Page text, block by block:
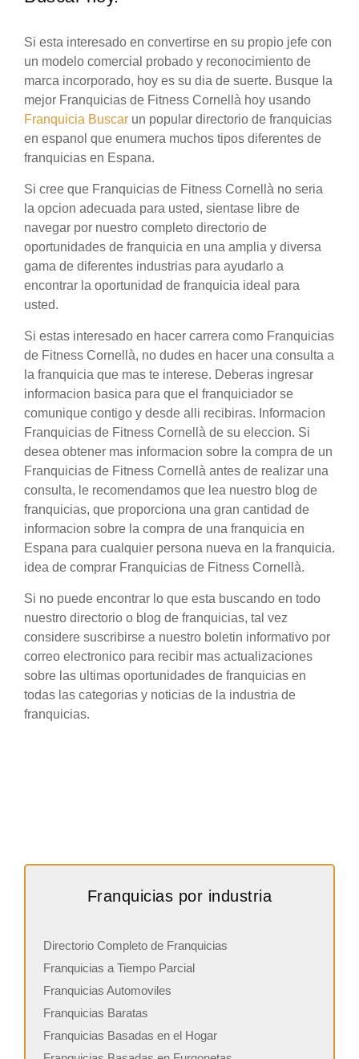
Si esta interesado en convertirse en su propio jefe con
un modelo comercial probado y reconocimiento de
marca incorporado, hoy es su dia de suerte. Busque la
mejor Franquicias de Fitness Cornellà hoy usando
Franquicia Buscar un popular directorio de franquicias
en espanol que enumera muchos tipos diferentes de
franquicias en Espana.
Si cree que Franquicias de Fitness Cornellà no seria
la opcion adecuada para usted, sientase libre de
navegar por nuestro completo directorio de
oportunidades de franquicia en una amplia y diversa
gama de diferentes industrias para ayudarlo a
encontrar la oportunidad de franquicia ideal para
usted.
Si estas interesado en hacer carrera como Franquicias
de Fitness Cornellà, no dudes en hacer una consulta a
la franquicia que mas te interese. Deberas ingresar
informacion basica para que el franquiciador se
comunique contigo y desde alli recibiras. Informacion
Franquicias de Fitness Cornellà de su eleccion. Si
desea obtener mas informacion sobre la compra de un
Franquicias de Fitness Cornellà antes de realizar una
consulta, le recomendamos que lea nuestro blog de
franquicias, que proporciona una gran cantidad de
informacion sobre la compra de una franquicia en
Espana para cualquier persona nueva en la franquicia.
idea de comprar Franquicias de Fitness Cornellà.
Si no puede encontrar lo que esta buscando en todo
nuestro directorio o blog de franquicias, tal vez
considere suscribirse a nuestro boletin informativo por
correo electronico para recibir mas actualizaciones
sobre las ultimas oportunidades de franquicias en
todas las categorias y noticias de la industria de
franquicias.
Franquicias por industria
Directorio Completo de Franquicias
Franquicias a Tiempo Parcial
Franquicias Automoviles
Franquicias Baratas
Franquicias Basadas en el Hogar